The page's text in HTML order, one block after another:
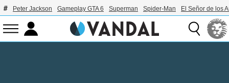
Peter Jackson Gameplay GTA 6 Superman Spider-Man El Señor de los